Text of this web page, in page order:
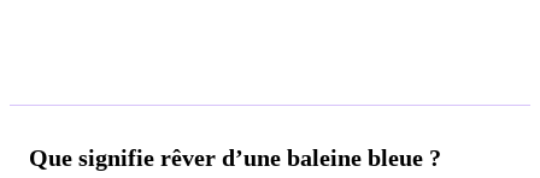
Que signifie rêver d’une baleine bleue ?